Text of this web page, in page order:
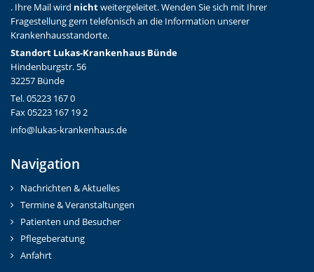
. Ihre Mail wird nichtweitergeleitet. Wenden Sie sich mit Ihrer
Fragestellung gern telefonisch an die Information unserer
Krankenhausstandorte.
Standort Lukas-Krankenhaus Bünde
Hindenburgstr. 56
32257 Bünde
Tel. 05223 167 0
Fax 05223 167 19 2
info@lukas-krankenhaus.de
Navigation
Nachrichten & Aktuelles
Termine & Veranstaltungen
Patienten und Besucher
Pflegeberatung
Anfahrt